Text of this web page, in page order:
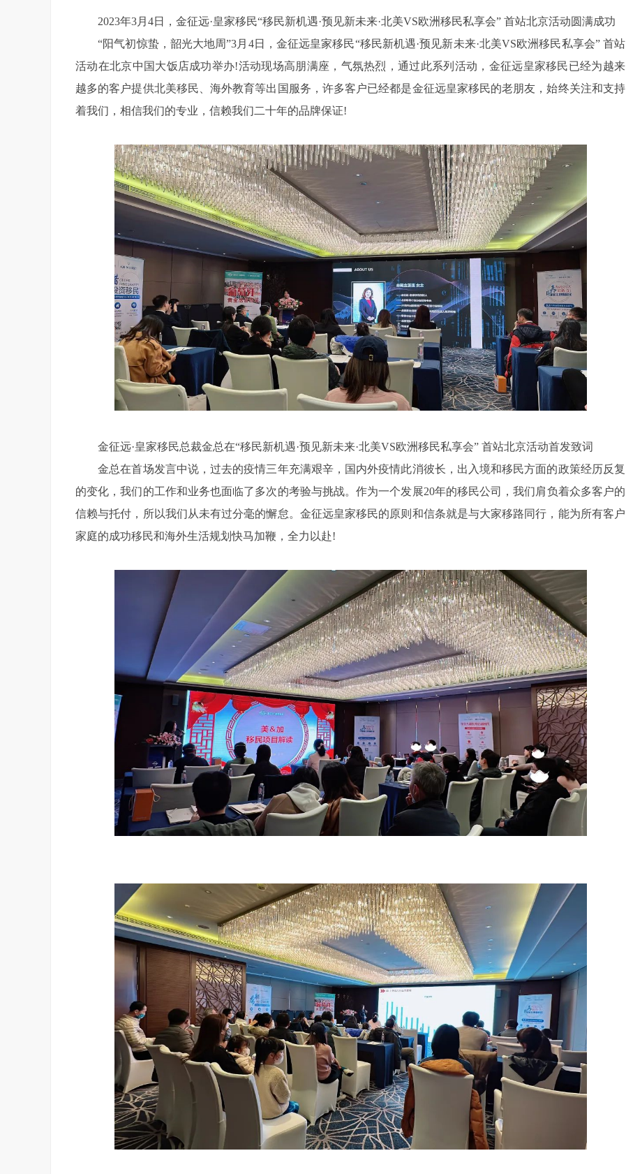
2023年3月4日，金征远·皇家移民“移民新机遇·预见新未来·北美VS欧洲移民私享会” 首站北京活动圆满成功
“阳气初惊蛰，韶光大地周”3月4日，金征远皇家移民“移民新机遇·预见新未来·北美VS欧洲移民私享会” 首站
活动在北京中国大饭店成功举办!活动现场高朋满座，气氛热烈，通过此系列活动，金征远皇家移民已经为越来
越多的客户提供北美移民、海外教育等出国服务，许多客户已经都是金征远皇家移民的老朋友，始终关注和支持
着我们，相信我们的专业，信赖我们二十年的品牌保证!
金征远·皇家移民总裁金总在“移民新机遇·预见新未来·北美VS欧洲移民私享会” 首站北京活动首发致词
金总在首场发言中说，过去的疫情三年充满艰辛，国内外疫情此消彼长，出入境和移民方面的政策经历反复
的变化，我们的工作和业务也面临了多次的考验与挑战。作为一个发展20年的移民公司，我们肩负着众多客户的
信赖与托付，所以我们从未有过分毫的懈怠。金征远皇家移民的原则和信条就是与大家移路同行，能为所有客户
家庭的成功移民和海外生活规划快马加鞭，全力以赴!